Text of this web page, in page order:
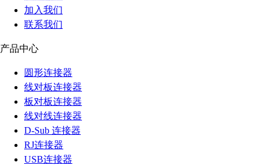
加入我们
联系我们
产品中心
圆形连接器
线对板连接器
板对板连接器
线对线连接器
D-Sub 连接器
RJ连接器
USB连接器